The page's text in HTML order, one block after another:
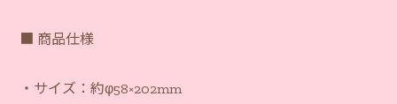
■ 商品仕様
・サイズ：約φ58×202mm